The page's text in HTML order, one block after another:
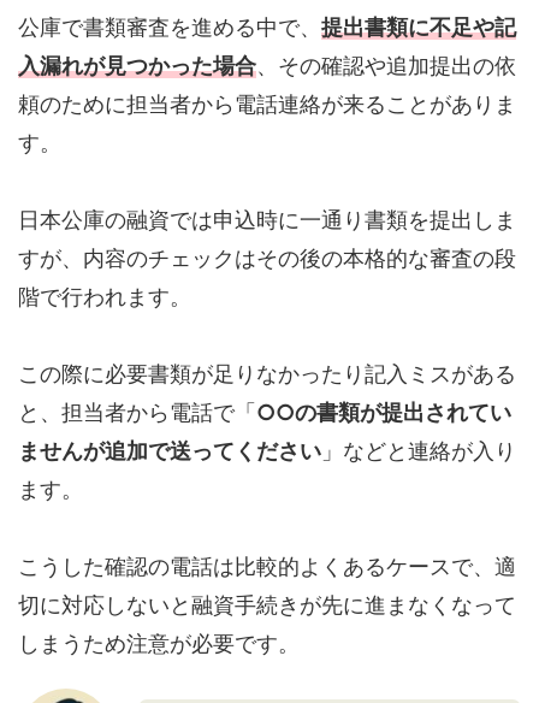
公庫で書類審査を進める中で、 提出書類に不足や記
入漏れが見つかった場合、その確認や追加提出の依
頼のために担当者から電話連絡が来ることがありま
す。
日本公庫の融資では申込時に一通り書類を提出しま
すが、内容のチェックはその後の本格的な審査の段
階で行われます。
この際に必要書類が足りなかったり記入ミスがある
と、担当者から電話で「 ○○の書類が提出されてい
ませんが追加で送ってください 」などと連絡が入り
ます。
こうした確認の電話は比較的よくあるケースで、適
切に対応しないと融資手続きが先に進まなくなって
しまうため注意が必要です。